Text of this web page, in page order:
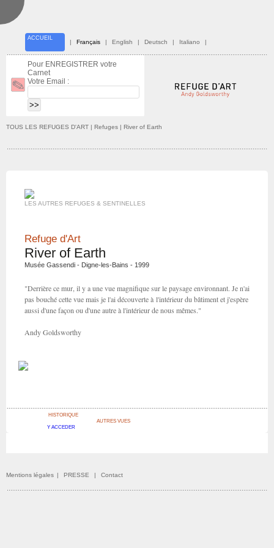
ACCUEIL
| Français | English | Deutsch | Italiano |
Pour ENREGISTRER votre
Carnet
Votre Email :
TOUS LES REFUGES D'ART | Refuges | River of Earth
LES AUTRES REFUGES & SENTINELLES
Refuge d'Art
River of Earth
Musée Gassendi - Digne-les-Bains - 1999
"Derrière ce mur, il y a une vue magnifique sur le paysage environnant. Je n'ai
pas bouché cette vue mais je l'ai découverte à l'intérieur du bâtiment et j'espère
aussi d'une façon ou d'une autre à l'intérieur de nous mêmes."
Andy Goldsworthy
HISTORIQUE
Y ACCEDER
AUTRES VUES
Mentions légales | PRESSE | Contact